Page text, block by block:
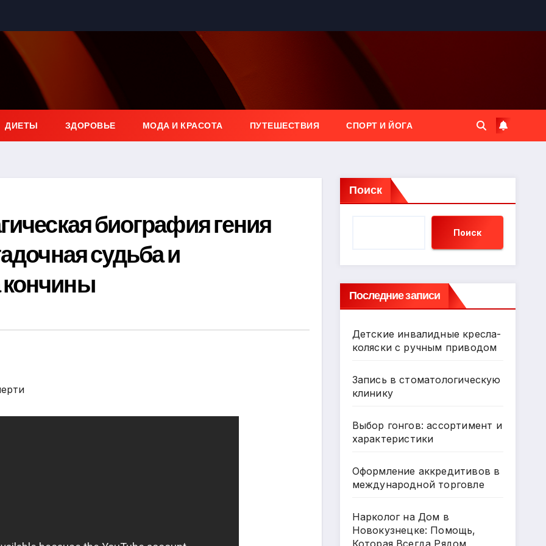
ДИЕТЫ ЗДОРОВЬЕ МОДА И КРАСОТА ПУТЕШЕСТВИЯ СПОРТ И ЙОГА
биография гения
судьба и
Поиск
Поиск
Последние записи
Детские инвалидные кресла-
коляски с ручным приводом
Запись в стоматологическую
клинику
Выбор гонгов: ассортимент и
характеристики
Оформление аккредитивов в
международной торговле
Нарколог на Дом в
Новокузнецке: Помощь,
Которая Всегда Рядом